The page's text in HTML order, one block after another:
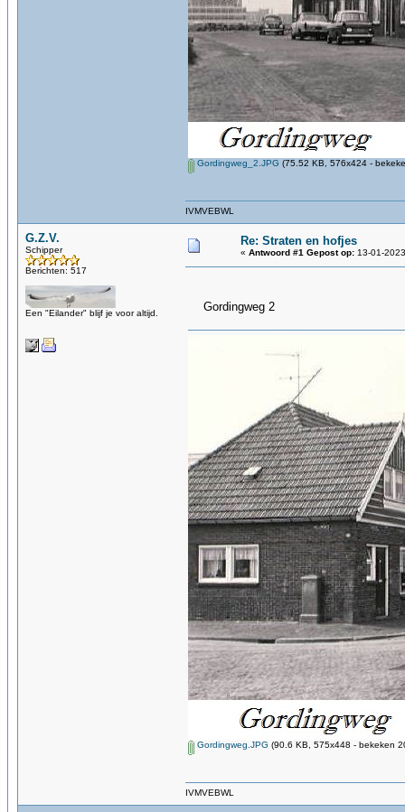
Gordingweg_2.JPG (75.52 KB, 576x424 -
IVMVEBWL
G.Z.V.
Schipper
Berichten: 517
Een "Eilander" blijf je voor altijd.
Re: Straten en hofjes
« Antwoord #1 Gepost op: 13-01-
Gordingweg 2
Gordingweg.JPG (90.6 KB, 575x448 - bekeken
IVMVEBWL